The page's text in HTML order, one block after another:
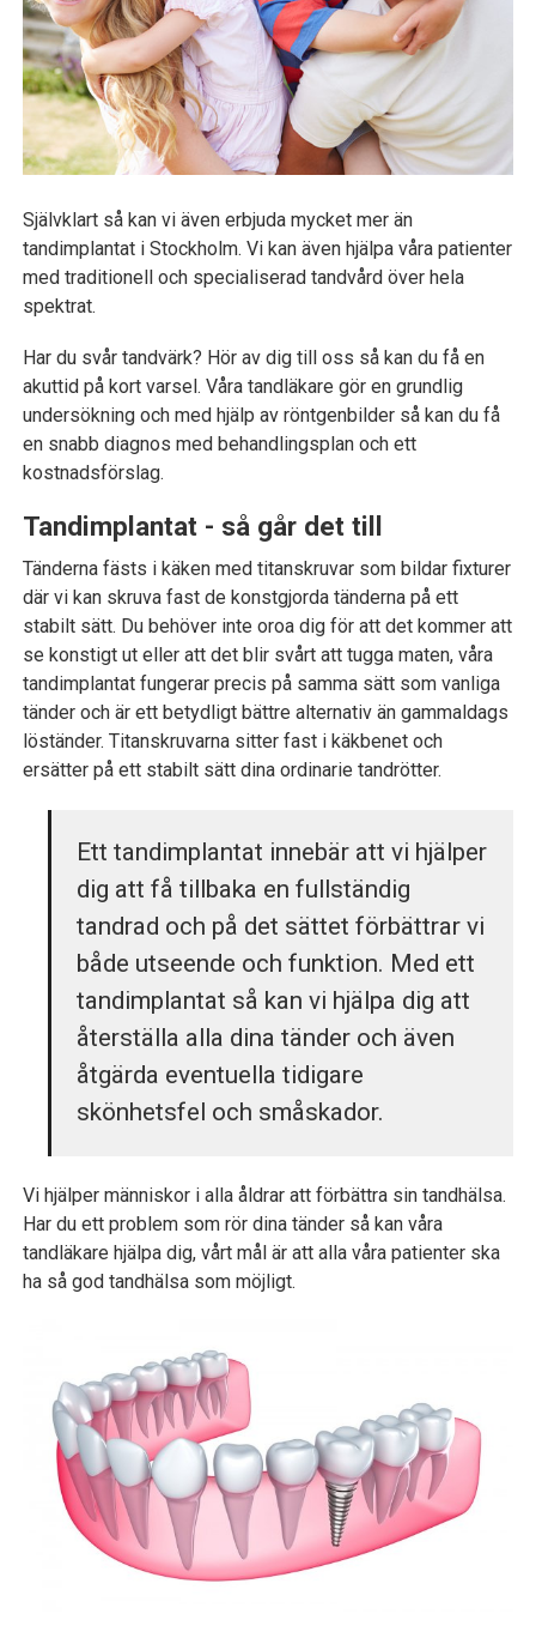
Självklart så kan vi även erbjuda mycket mer än
tandimplantat i Stockholm. Vi kan även hjälpa våra patienter
med traditionell och specialiserad tandvård över hela
spektrat.
Har du svår tandvärk? Hör av dig till oss så kan du få en
akuttid på kort varsel. Våra tandläkare gör en grundlig
undersökning och med hjälp av röntgenbilder så kan du få
en snabb diagnos med behandlingsplan och ett
kostnadsförslag.
Tandimplantat - så går det till
Tänderna fästs i käken med titanskruvar som bildar fixturer
där vi kan skruva fast de konstgjorda tänderna på ett
stabilt sätt. Du behöver inte oroa dig för att det kommer att
se konstigt ut eller att det blir svårt att tugga maten, våra
tandimplantat fungerar precis på samma sätt som vanliga
tänder och är ett betydligt bättre alternativ än gammaldags
löständer. Titanskruvarna sitter fast i käkbenet och
ersätter på ett stabilt sätt dina ordinarie tandrötter.
Ett tandimplantat innebär att vi hjälper
dig att få tillbaka en fullständig
tandrad och på det sättet förbättrar vi
både utseende och funktion. Med ett
tandimplantat så kan vi hjälpa dig att
återställa alla dina tänder och även
åtgärda eventuella tidigare
skönhetsfel och småskador.
Vi hjälper människor i alla åldrar att förbättra sin tandhälsa.
Har du ett problem som rör dina tänder så kan våra
tandläkare hjälpa dig, vårt mål är att alla våra patienter ska
ha så god tandhälsa som möjligt.